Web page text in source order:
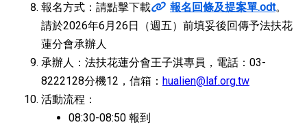
報名方式：請點擊下載
報名回條及提案單.odt。
請於2026年6月26日（週五）前填妥後回傳予法扶花
蓮分會承辦人
承辦人：法扶花蓮分會王子淇專員，電話：03-
8222128分機12，信箱： hualien@laf.org.tw
活動流程：
08:30-08:50 報到